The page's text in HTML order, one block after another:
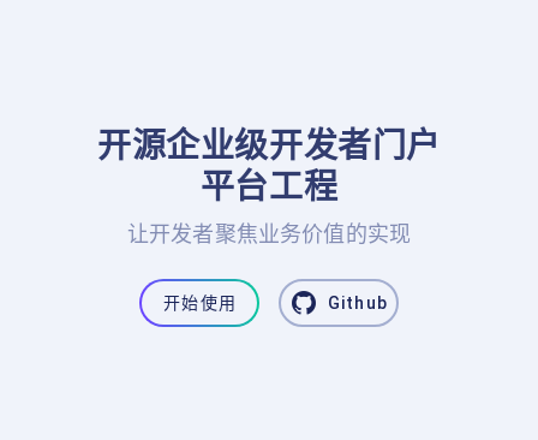
开源企业级开发者门户
平台工程
让开发者聚焦业务价值的实现
开始使用 Github